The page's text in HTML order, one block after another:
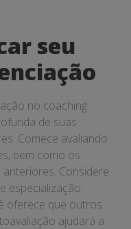
seu
no coaching
de suas
Comece avaliando
bem como os
Considere
especialização.
oferece que outros
ajudará a